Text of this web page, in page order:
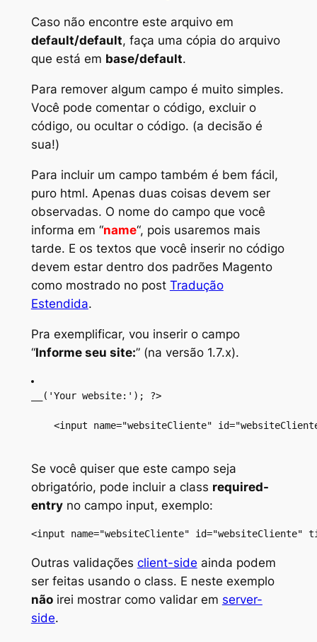
Caso não encontre este arquivo em
default/default, faça uma cópia do arquivo
que está em base/default.
Para remover algum campo é muito simples.
Você pode comentar o código, excluir o
código, ou ocultar o código. (a decisão é
sua!)
Para incluir um campo também é bem fácil,
puro html. Apenas duas coisas devem ser
observadas. O nome do campo que você
informa em “name“, pois usaremos mais
tarde. E os textos que você inserir no código
devem estar dentro dos padrões Magento
como mostrado no post Tradução
Estendida.
Pra exemplificar, vou inserir o campo
“Informe seu site:” (na versão 1.7.x).
__('Your website:'); ?>
Se você quiser que este campo seja
obrigatório, pode incluir a class required-
entryno campo input, exemplo:
<input name="websiteCliente"
Outras validações client-side ainda podem
ser feitas usando o class. E neste exemplo
nãoirei mostrar como validar em server-
side.